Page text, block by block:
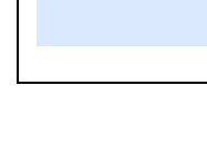
diffamatoire. Si
un commentaire
immédiatement